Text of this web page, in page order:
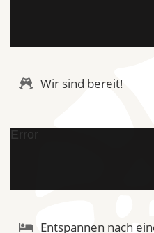
Wir sind bereit!
Error
Entspannen nach